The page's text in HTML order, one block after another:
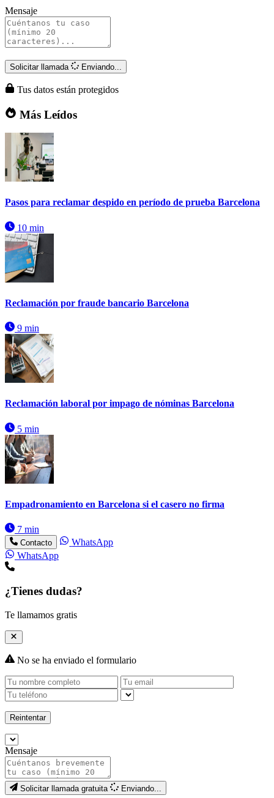
Mensaje
Solicitar llamada Enviando...
Tus datos están protegidos
Más Leídos
Pasos para reclamar despido en período de prueba Barcelona
10 min
Reclamación por fraude bancario Barcelona
9 min
Reclamación laboral por impago de nóminas Barcelona
5 min
Empadronamiento en Barcelona si el casero no firma
7 min
Contacto
WhatsApp
WhatsApp
¿Tienes dudas?
Te llamamos gratis
No se ha enviado el formulario
Reintentar
Mensaje
Solicitar llamada gratuita Enviando...